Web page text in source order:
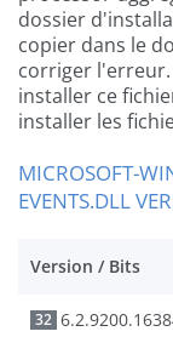
dossier
copier dans le
corriger l'erreur.
installer ce
installer les
MICROSOFT-
EVENTS.DLL
Version / Bits
32